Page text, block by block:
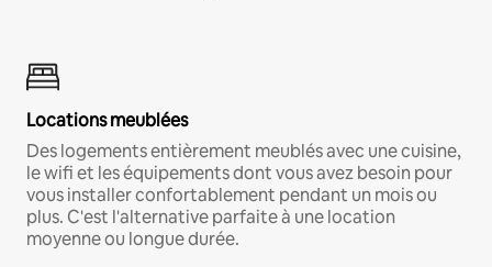
Locations meublées
Des logements entièrement meublés avec une cuisine,
le wifi et les équipements dont vous avez besoin pour
vous installer confortablement pendant un mois ou
plus. C'est l'alternative parfaite à une location
moyenne ou longue durée.